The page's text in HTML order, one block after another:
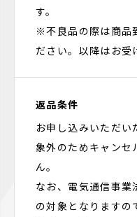
す。
※不良品の際は商品
ださい。以降はお受
返品条件
お申し込みいただ
象外のためキャンセ
ん。
なお、電気通信事業
の対象となりますの